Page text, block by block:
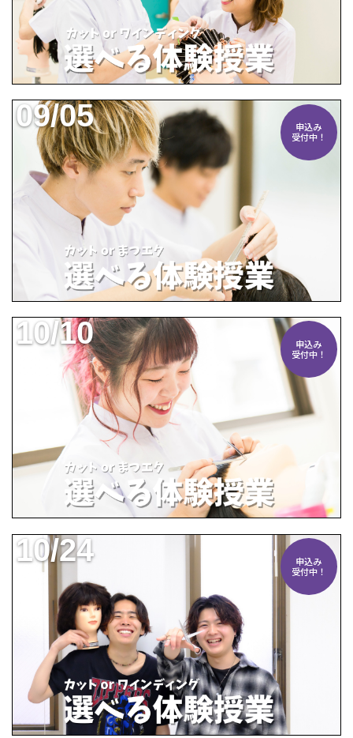
申込み
受付中！
09/05
申込み
受付中！
10/10
申込み
受付中！
10/24